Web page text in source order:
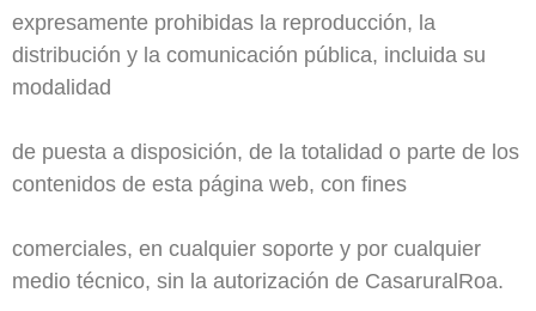
expresamente prohibidas la reproducción, la
distribución y la comunicación pública, incluida su
modalidad
de puesta a disposición, de la totalidad o parte de los
contenidos de esta página web, con fines
comerciales, en cualquier soporte y por cualquier
medio técnico, sin la autorización de CasaruralRoa.